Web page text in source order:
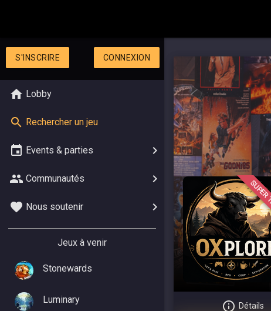
S'INSCRIRE CONNEXION
Lobby
Rechercher un jeu
Events & parties
Communautés
Nous soutenir
Jeux à venir
Stonewards
Luminary
Détails